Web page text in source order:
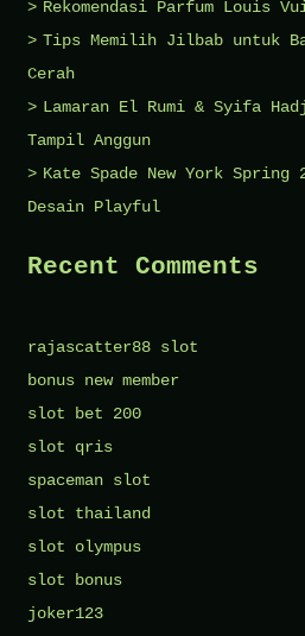
Rekomendasi Parfum Louis
Tips Memilih Jilbab untuk
Cerah
Lamaran El Rumi & Syifa
Tampil Anggun
Kate Spade New York Spring
Desain Playful
Recent Comments
rajascatter88 slot
bonus new member
slot bet 200
slot qris
spaceman slot
slot thailand
slot olympus
slot bonus
joker123